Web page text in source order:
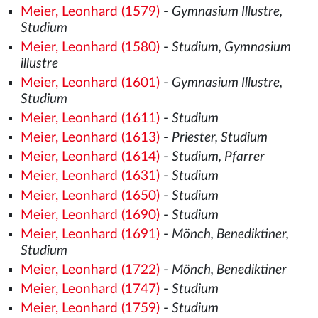
Meier, Leonhard (1579)- Gymnasium Illustre,
Studium
Meier, Leonhard (1580)- Studium, Gymnasium
illustre
Meier, Leonhard (1601)- Gymnasium Illustre,
Studium
Meier, Leonhard (1611)- Studium
Meier, Leonhard (1613)- Priester, Studium
Meier, Leonhard (1614)- Studium, Pfarrer
Meier, Leonhard (1631)- Studium
Meier, Leonhard (1650)- Studium
Meier, Leonhard (1690)- Studium
Meier, Leonhard (1691)- Mönch, Benediktiner,
Studium
Meier, Leonhard (1722)- Mönch, Benediktiner
Meier, Leonhard (1747)- Studium
Meier, Leonhard (1759)- Studium